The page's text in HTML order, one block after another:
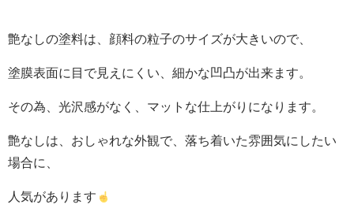
艶なしの塗料は、顔料の粒子のサイズが大きいので、
塗膜表面に目で見えにくい、細かな凹凸が出来ます。
その為、光沢感がなく、マットな仕上がりになります。
艶なしは、おしゃれな外観で、落ち着いた雰囲気にしたい
場合に、
人気があります